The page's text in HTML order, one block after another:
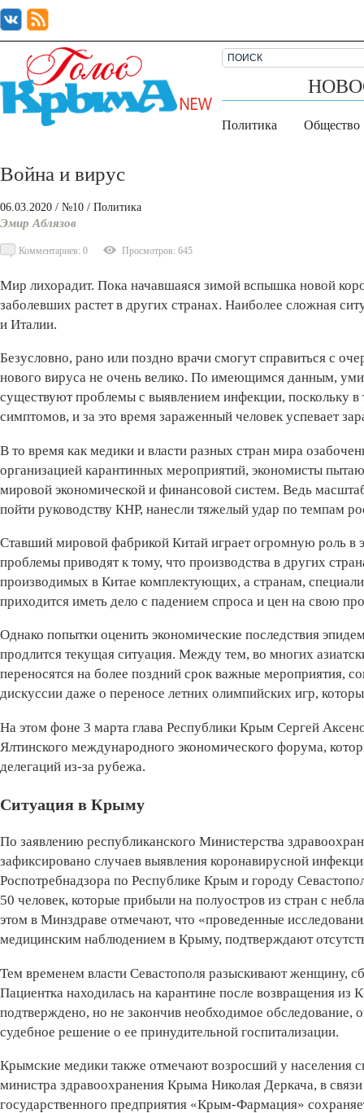
Политика Общество
Война и вирус
06.03.2020 / №10 / Политика
Эмир Аблязов
Комментариев: 0 Просмотров: 645
Мир лихорадит. Пока начавшаяся зимой вспышка новой
заболевших растет в других странах. Наиболее сложная
и Италии.
Безусловно, рано или поздно врачи смогут справиться с
нового вируса не очень велико. По имеющимся данным,
существуют проблемы с выявлением инфекции, поскольку в
симптомов, и за это время зараженный человек успевает
В то время как медики и власти разных стран мира
организацией карантинных мероприятий, экономисты
мировой экономической и финансовой систем. Ведь
пойти руководству КНР, нанесли тяжелый удар по темпам
Ставший мировой фабрикой Китай играет огромную роль
проблемы приводят к тому, что производства в других
производимых в Китае комплектующих, а странам,
приходится иметь дело с падением спроса и цен на свою
Однако попытки оценить экономические последствия
продлится текущая ситуация. Между тем, во многих
переносятся на более поздний срок важные мероприятия,
дискуссии даже о переносе летних олимпийских игр,
На этом фоне 3 марта глава Республики Крым Сергей
Ялтинского международного экономического форума,
делегаций из-за рубежа.
Ситуация в Крыму
По заявлению республиканского Министерства
зафиксировано случаев выявления коронавирусной
Роспотребнадзора по Республике Крым и городу
50 человек, которые прибыли на полуостров из стран с
этом в Минздраве отмечают, что «проведенные
медицинским наблюдением в Крыму, подтверждают
Тем временем власти Севастополя разыскивают женщину,
Пациентка находилась на карантине после возвращения
подтверждено, но не закончив необходимое
судебное решение о ее принудительной госпитализации.
Крымские медики также отмечают возросший у населения
министра здравоохранения Крыма Николая Деркача, в
государственного предприятия «Крым-Фармация»